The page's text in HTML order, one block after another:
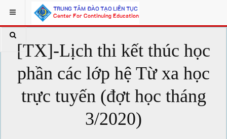
[TX]-Lịch thi kết thúc học
phần các lớp hệ Từ xa học
trực tuyến (đợt học tháng
3/2020)